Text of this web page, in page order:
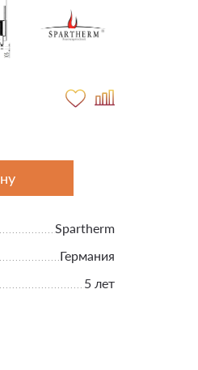
Spartherm
Германия
5 лет